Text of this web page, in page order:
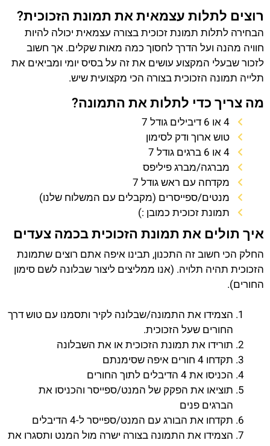
רוצים לתלות עצמאית את תמונת הזכוכית?
הבחירה לתלות תמונת זכוכית בצורה עצמאית יכולה להיות
חוויה מהנה ועל הדרך לחסוך כמה מאות שקלים. אך חשוב
לזכור שבעלי המקצוע עושים את זה על בסיס יומי ומביאים את
תלייה תמונה הזכוכית בצורה הכי מקצועית שיש.
מה צריך כדי לתלות את התמונה?
4 או 6 דיבילים גודל 7
טוש ארוך ודק לסימון
4 או 6 ברגים גודל 7
מברגה/מברג פיליפס
מקדחה עם ראש גודל 7
מנטים/ספייסרים (מקבלים עם המשלוח שלנו)
תמונת זכוכית כמובן :)
איך תולים את תמונת הזכוכית בכמה צעדים
החלק הכי חשוב זה התכנון, תבינו איפה אתם רוצים שתמונת
הזכוכית תהיה תלויה. (אנו ממליצים ליצור שבלונה לשם סימון
החורים).
הצמידו את התמונה/שבלונה לקיר ותסמנו עם טוש דרך
החורים שעל הזכוכית.
תורידו את תמונת הזכוכית או את השבלונה
תקדחו 4 חורים איפה שסימנתם
הכניסו את 4 הדיבלים לתוך החורים
תוציאו את הפקק של המנט/ספייסר והכניסו את
הברגים פנים
תקדחו את הבורג עם המנט/ספייסר ל-4 הדיבלים
הצמידו את התמונה בצורה ישרה מול המנט ותסגרו את